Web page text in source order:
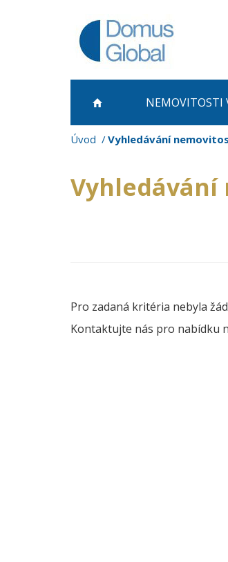
NEMOVITOSTI
Úvod Vyhledávání
Pro zadaná kritéria nebyla
Kontaktujte nás pro nabídku